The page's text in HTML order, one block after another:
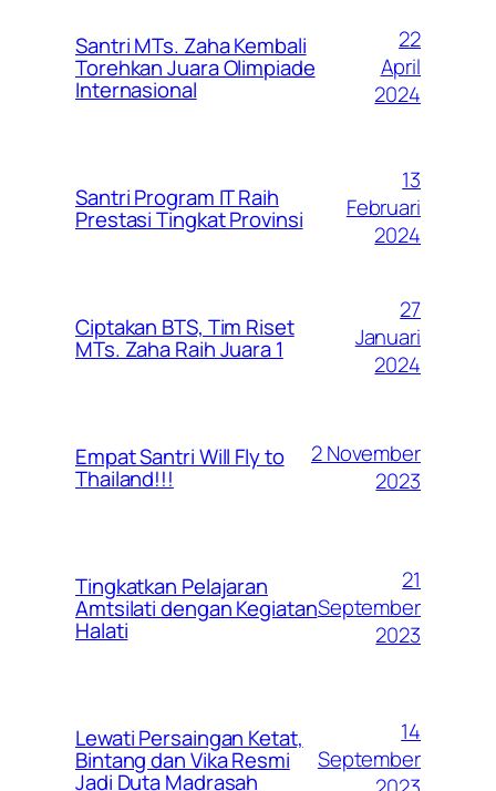
Santri MTs. Zaha Kembali
Torehkan Juara Olimpiade
Internasional
22
April
2024
Santri Program IT Raih
Prestasi Tingkat Provinsi
13
Februari
2024
Ciptakan BTS, Tim Riset
MTs. Zaha Raih Juara 1
27
Januari
2024
Empat Santri Will Fly to
Thailand!!!
2 November
2023
Tingkatkan Pelajaran
Amtsilati dengan Kegiatan
Halati
21
September
2023
Lewati Persaingan Ketat,
Bintang dan Vika Resmi
Jadi Duta Madrasah
14
September